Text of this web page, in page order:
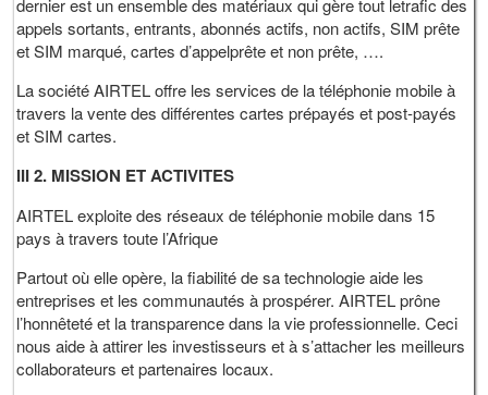
dernier est un ensemble des matériaux qui gère tout letrafic des
appels sortants, entrants, abonnés actifs, non actifs, SIM prête
et SIM marqué, cartes d’appelprête et non prête, ….
La société AIRTEL offre les services de la téléphonie mobile à
travers la vente des différentes cartes prépayés et post-payés
et SIM cartes.
III 2. MISSION ET ACTIVITES
AIRTEL exploite des réseaux de téléphonie mobile dans 15
pays à travers toute l’Afrique
Partout où elle opère, la fiabilité de sa technologie aide les
entreprises et les communautés à prospérer. AIRTEL prône
l’honnêteté et la transparence dans la vie professionnelle. Ceci
nous aide à attirer les investisseurs et à s’attacher les meilleurs
collaborateurs et partenaires locaux.